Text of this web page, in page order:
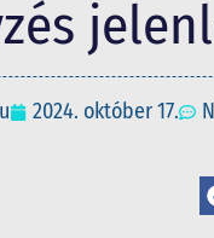
2024. október 17.